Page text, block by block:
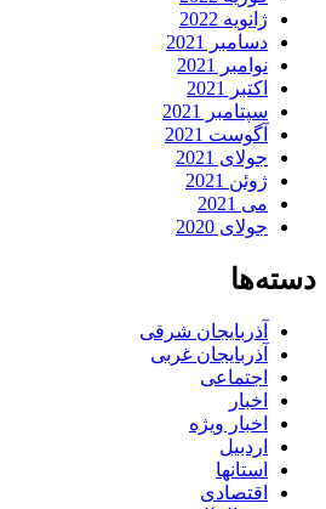
ژانویه 2022
دسامبر 2021
نوامبر 2021
اکتبر 2021
سپتامبر 2021
آگوست 2021
جولای 2021
ژوئن 2021
می 2021
جولای 2020
دسته‌ها
آذربایجان شرقی
آذربایجان غربی
اجتماعی
اخبار
اخبار ویژه
اردبیل
استانها
اقتصادی